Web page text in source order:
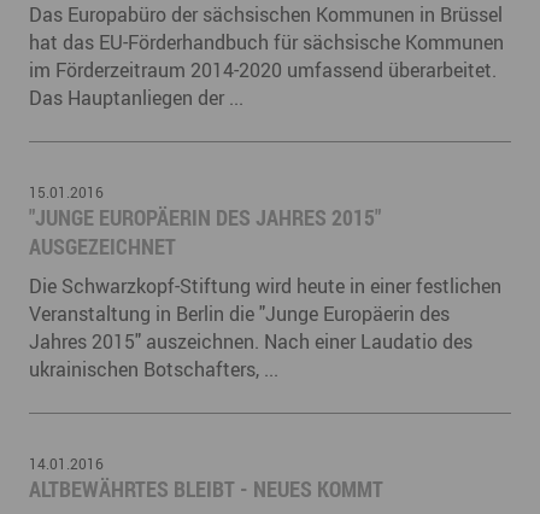
Das Europabüro der sächsischen Kommunen in Brüssel
hat das EU-Förderhandbuch für sächsische Kommunen
im Förderzeitraum 2014-2020 umfassend überarbeitet.
Das Hauptanliegen der ...
15.01.2016
"JUNGE EUROPÄERIN DES JAHRES 2015"
AUSGEZEICHNET
Die Schwarzkopf-Stiftung wird heute in einer festlichen
Veranstaltung in Berlin die "Junge Europäerin des
Jahres 2015" auszeichnen. Nach einer Laudatio des
ukrainischen Botschafters, ...
14.01.2016
ALTBEWÄHRTES BLEIBT - NEUES KOMMT